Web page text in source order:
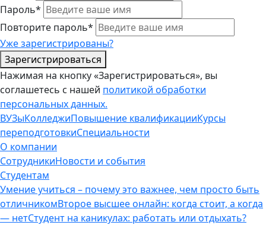
Пароль*
Повторите пароль*
Уже зарегистрированы?
Зарегистрироваться
Нажимая на кнопку «Зарегистрироваться», вы
соглашетесь с нашей политикой обработки
персональных данных.
ВУЗыКолледжиПовышение квалификацииКурсы
переподготовкиСпециальности
О компании
СотрудникиНовости и события
Студентам
Умение учиться – почему это важнее, чем просто быть
отличникомВторое высшее онлайн: когда стоит, а когда
— нетСтудент на каникулах: работать или отдыхать?